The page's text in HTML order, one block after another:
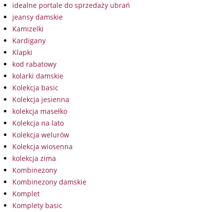
idealne portale do sprzedaży ubrań
jeansy damskie
Kamizelki
Kardigany
Klapki
kod rabatowy
kolarki damskie
Kolekcja basic
Kolekcja jesienna
kolekcja masełko
Kolekcja na lato
Kolekcja welurów
Kolekcja wiosenna
kolekcja zima
Kombinezony
Kombinezony damskie
Komplet
Komplety basic